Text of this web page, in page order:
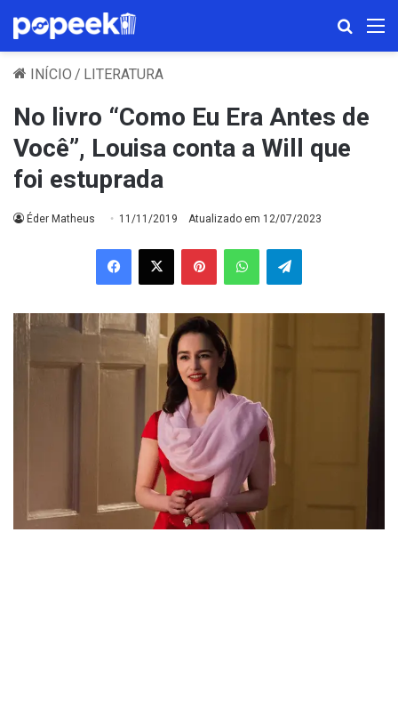
INÍCIO / LITERATURA
No livro “Como Eu Era Antes de
Você”, Louisa conta a Will que
foi estuprada
Éder Matheus 11/11/2019 Atualizado em 12/07/2023
Facebook
X PinterestWhatsAppTelegram